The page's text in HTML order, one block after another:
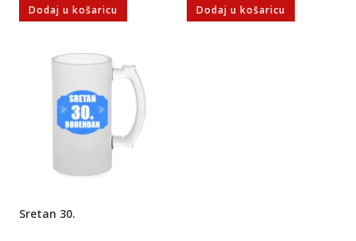
Dodaj u košaricu Dodaj u košaricu
Sretan 30.